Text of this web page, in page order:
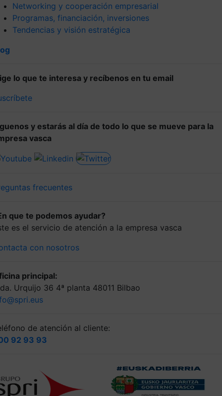
Networking y cooperación empresarial
Programas, financiación, inversiones
Tendencias y visión estratégica
lo que te interesa y recíbenos en tu email
y estarás al día de todo lo que se mueve para la
vasca
frecuentes
que te podemos ayudar?
es el servicio de atención a la empresa vasca
con nosotros
principal:
Urquijo 36 4ª planta 48011 Bilbao
de atención al cliente:
92 93 93